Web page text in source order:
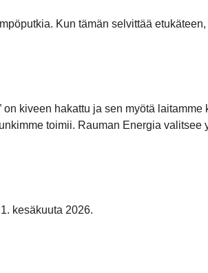
Kun tämän selvittää
kiveen hakattu ja sen myötä
toimii. Rauman Energia
kesäkuuta 2026.